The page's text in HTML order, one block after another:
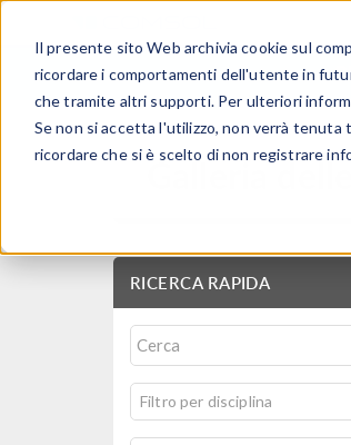
Il presente sito Web archivia cookie sul
ricordare i comportamenti dell'utente in
che tramite altri supporti. Per ulteriori
Se non si accetta l'utilizzo, non verrà
ricordare che si è scelto di non registrare
Galleria
RICERCA RAPIDA
Filtro per disciplina